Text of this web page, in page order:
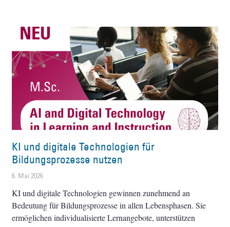
KI und digitale Technologien für
Bildungsprozesse nutzen
6. Mai 2026
KI und digitale Technologien gewinnen zunehmend an
Bedeutung für Bildungsprozesse in allen Lebensphasen. Sie
ermöglichen individualisierte Lernangebote, unterstützen